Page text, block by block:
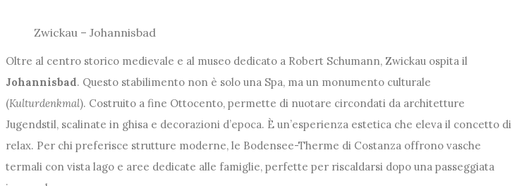
Zwickau – Johannisbad
Oltre al centro storico medievale e al museo dedicato a Robert Schumann, Zwickau ospita il
Johannisbad. Questo stabilimento non è solo una Spa, ma un monumento culturale
(Kulturdenkmal). Costruito a fine Ottocento, permette di nuotare circondati da architetture
Jugendstil, scalinate in ghisa e decorazioni d’epoca. È un’esperienza estetica che eleva il concetto di
relax. Per chi preferisce strutture moderne, le Bodensee-Therme di Costanza offrono vasche
termali con vista lago e aree dedicate alle famiglie, perfette per riscaldarsi dopo una passeggiata